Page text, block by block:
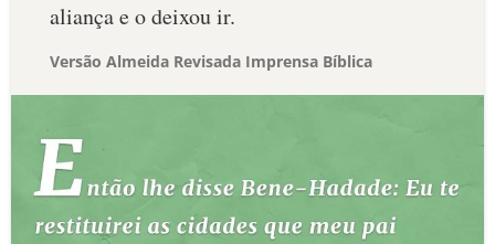
aliança e o deixou ir.
Versão Almeida Revisada Imprensa Bíblica